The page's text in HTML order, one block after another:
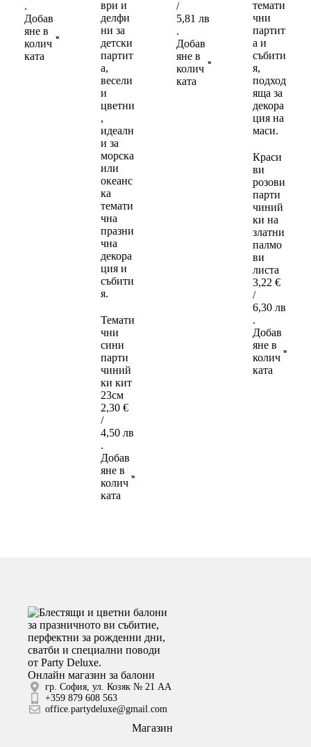
.
Добав
яне в
колич
ката
Темати
чни
сини
парти
чиний
ки кит
23см
2,30 €
/
4,50 лв
.
Добав
яне в
колич
ката
/
5,81 лв
.
Добав
яне в
колич
ката
Краси
ви
розови
парти
чиний
ки на
златни
палмо
ви
листа
3,22 €
/
6,30 лв
.
Добав
яне в
колич
ката
Онлайн магазин за балони
гр. София, ул. Козяк № 21 АА
+359 879 608 563
office.partydeluxe@gmail.com
Магазин